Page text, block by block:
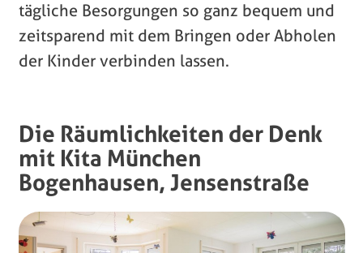
tägliche Besorgungen so ganz bequem und
zeitsparend mit dem Bringen oder Abholen
der Kinder verbinden lassen.
Die Räumlichkeiten der Denk
mit Kita München
Bogenhausen, Jensenstraße